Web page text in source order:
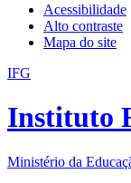
Acessibilidade
Alto contraste
Mapa do site
IFG
Instituto
Ministério da